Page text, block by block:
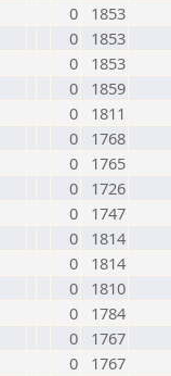
0
1853
0
1853
0
1853
0
1859
0
1811
0
1768
0
1765
0
1726
0
1747
0
1814
0
1814
0
1810
0
1784
0
1767
0
1767